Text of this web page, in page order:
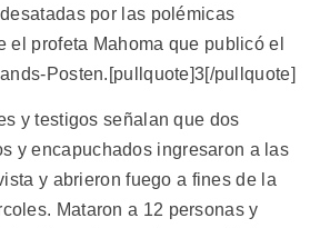
por las polémicas
el profeta Mahoma que publicó el
Posten.[pullquote]3[/pullquote]
y testigos señalan que dos
y encapuchados ingresaron a las
y abrieron fuego a fines de la
Mataron a 12 personas y